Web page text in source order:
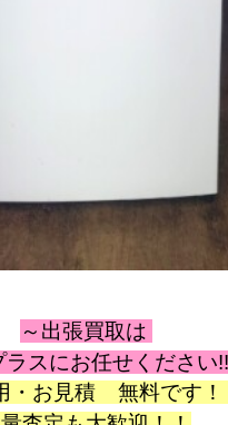
～出張買取は
ラスにお任せください
・お見積 無料です！